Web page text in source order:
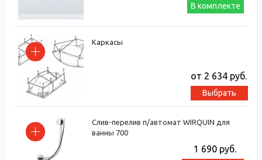
В комплекте
Каркасы
от 2 634 руб.
Выбрать
Слив-перелив п/автомат WIRQUIN для
ванны 700
1 690руб.